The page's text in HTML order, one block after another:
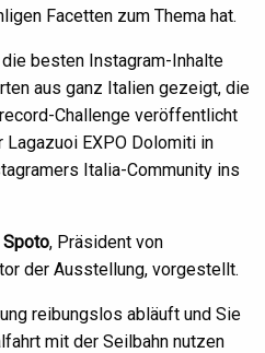
Facetten zum Thema hat.
besten Instagram-Inhalte
aus ganz Italien gezeigt, die
Challenge veröffentlicht
EXPO Dolomiti in
Italia-Community ins
, Präsident von
der Ausstellung, vorgestellt.
reibungslos abläuft und Sie
mit der Seilbahn nutzen